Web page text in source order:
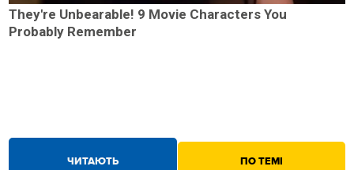
ЧИТАЮТЬ ПО ТЕМІ
They're Unbearable! 9 Movie Characters You
Probably Remember